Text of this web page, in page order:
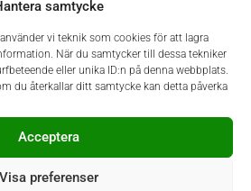
samtycke
vi teknik som cookies för att lagra
När du samtycker till dessa tekniker
eller unika ID:n på denna webbplats.
du återkallar ditt samtycke kan detta påverka
Acceptera
Visa preferenser
person. Du har ett strukturerat
viktigt att alltid leverera arbete med
intern kontaktperson mot Bonnier
ser vi det som en självklarhet att du
servicenivå samt trivs i en
proaktiv när det kommer till
förmåga att prioritera uppgifter med
ser vi att du har ett intresse för siffror,
att arbeta i en dynamisk arbetsmiljö.